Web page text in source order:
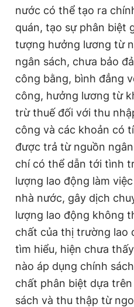
nước có thể tạo ra
quán, tạo sự phân biệt
tượng hưởng lương từ
ngân sách, chưa bảo
công bằng, bình đẳng
công, hưởng lương từ
trừ thuế đối với thu
công và các khoản có
được trả từ nguồn
chí có thể dẫn tới tình
lượng lao động làm
nhà nước, gây dịch
lượng lao động không
chất của thị trường lao
tìm hiểu, hiện chưa
nào áp dụng chính
chất phân biệt dựa
sách và thu thập từ